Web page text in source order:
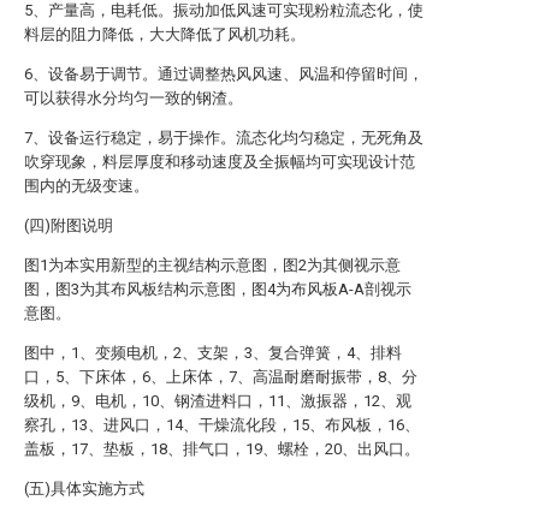
5、产量高，电耗低。振动加低风速可实现粉粒流态化，使
料层的阻力降低，大大降低了风机功耗。
6、设备易于调节。通过调整热风风速、风温和停留时间，
可以获得水分均匀一致的钢渣。
7、设备运行稳定，易于操作。流态化均匀稳定，无死角及
吹穿现象，料层厚度和移动速度及全振幅均可实现设计范
围内的无级变速。
(四)附图说明
图1为本实用新型的主视结构示意图，图2为其侧视示意
图，图3为其布风板结构示意图，图4为布风板A-A剖视示
意图。
图中，1、变频电机，2、支架，3、复合弹簧，4、排料
口，5、下床体，6、上床体，7、高温耐磨耐振带，8、分
级机，9、电机，10、钢渣进料口，11、激振器，12、观
察孔，13、进风口，14、干燥流化段，15、布风板，16、
盖板，17、垫板，18、排气口，19、螺栓，20、出风口。
(五)具体实施方式